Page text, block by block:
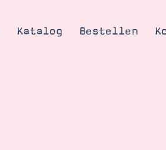
Katalog Bestellen